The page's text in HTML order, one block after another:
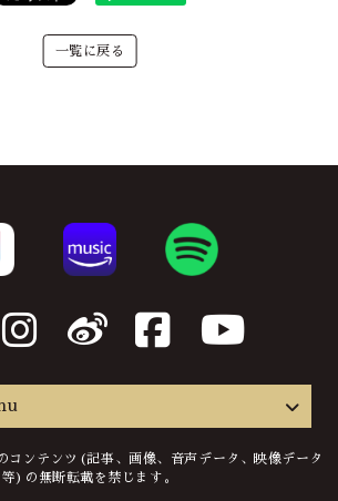
一覧に戻る
コンテンツ(記事、画像、音声データ、映像データ
等)の無断転載を禁じます。